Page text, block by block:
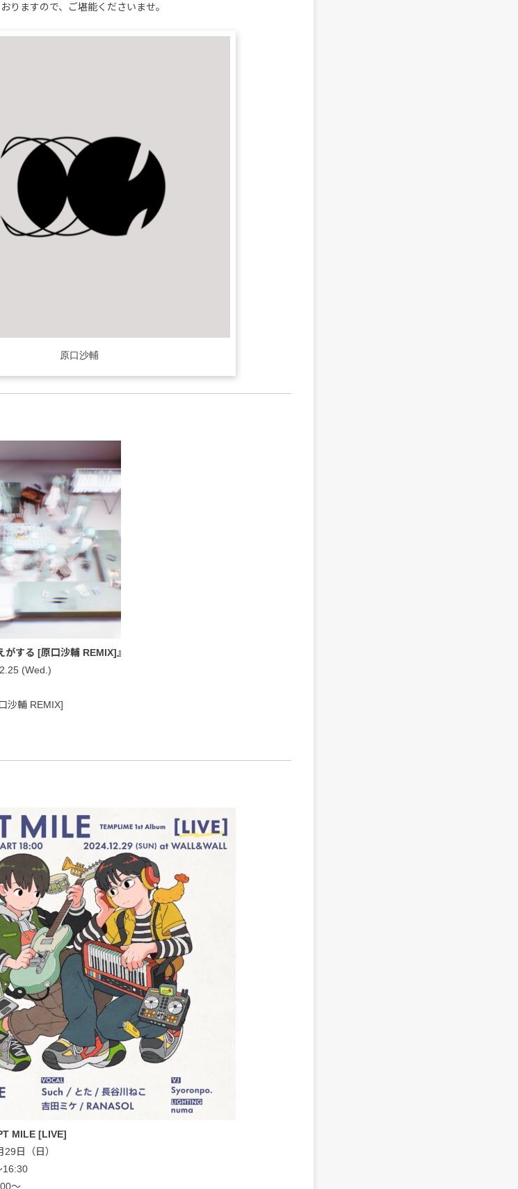
りますので、ご堪能くださいませ。
原口沙輔
する [原口沙輔 REMIX]』
(Wed.)
沙輔 REMIX]
MILE [LIVE]
日（日）
16:30
〜